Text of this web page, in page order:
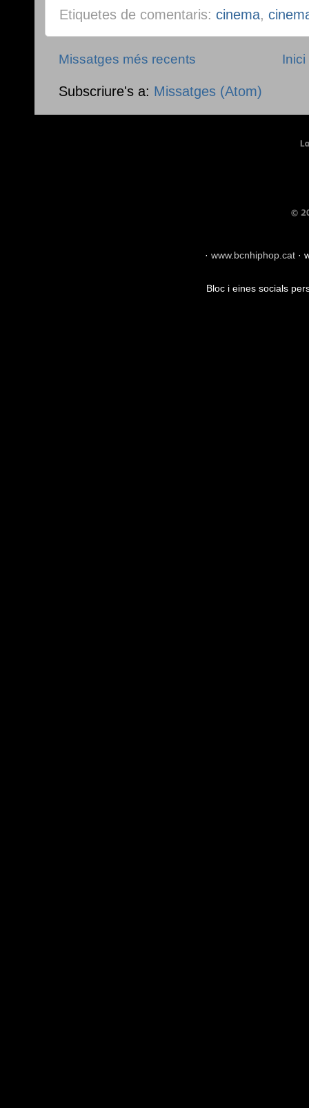
Etiquetes de comentaris: cinema,
Missatges més recents Inici
Subscriure's a: Missatges (Atom)
· www.bcnhiphop.cat ·
Bloc i eines socials